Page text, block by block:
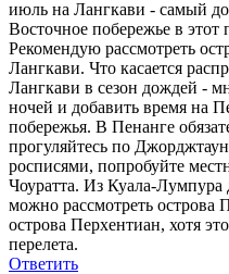
июль на Лангкави - самый
Восточное побережье в этот
Рекомендую рассмотреть
Лангкави. Что касается
Лангкави в сезон дождей -
ночей и добавить время на
побережья. В Пенанге
прогуляйтесь по
росписями, попробуйте
Чоуратта. Из Куала-
можно рассмотреть острова
острова Перхентиан, хотя
перелета.
Ответить